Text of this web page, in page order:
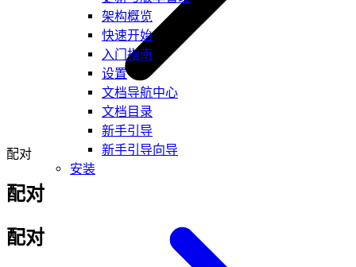
架构概览
快速开始
入门指南
设置
文档导航中心
文档目录
新手引导
新手引导向导
安装
配对
配对
配对